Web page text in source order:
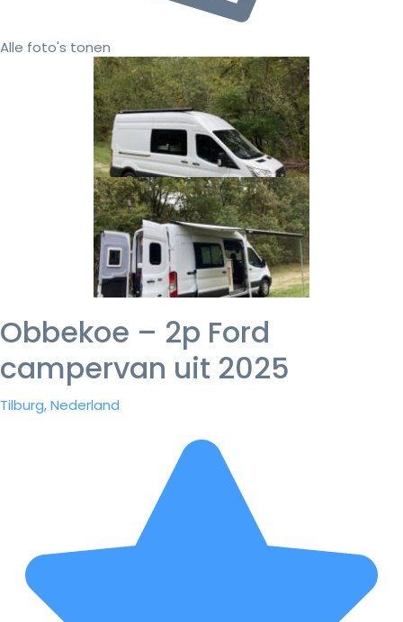
Alle foto's tonen
Obbekoe – 2p Ford
campervan uit 2025
Tilburg, Nederland